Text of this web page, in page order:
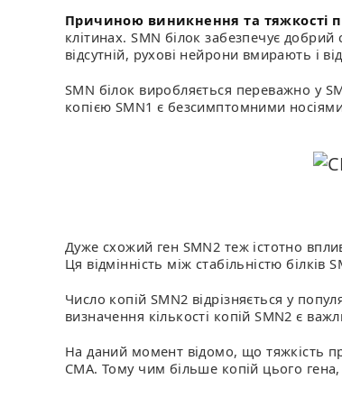
Причиною виникнення та тяжкості
клітинах. SMN білок забезпечує
відсутній, рухові нейрони вмирають і
SMN білок виробляється переважно у
копією SMN1 є безсимптомними
Дуже схожий ген SMN2 теж істотно
Ця відмінність між стабільністю
Число копій SMN2 відрізняється у
визначення кількості копій SMN2 є
На даний момент відомо, що тяжкість
СМА. Тому чим більше копій цього